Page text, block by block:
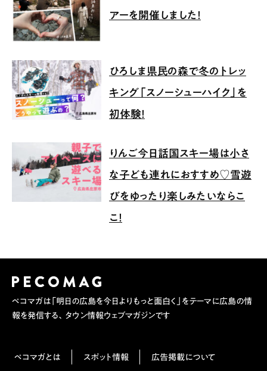
アーを開催しました！
ひろしま県民の森で冬のトレッ
キング「スノーシューハイク」を
初体験！
りんご今日話国スキー場は小さ
な子ども連れにおすすめ♡雪遊
びをゆったり楽しみたいならこ
こ！
ペコマガは「明日の広島を今日よりもっと面白く」をテーマに広島の情
報を発信する、タウン情報ウェブマガジンです
ペコマガとは スポット情報 広告掲載について